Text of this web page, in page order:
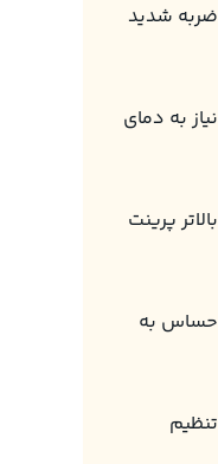
ضربه شدید
نیاز به دمای
بالاتر پرینت
حساس به
تنظیم